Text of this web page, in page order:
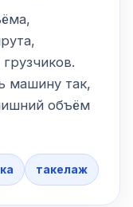
машину так,
объём
такелаж